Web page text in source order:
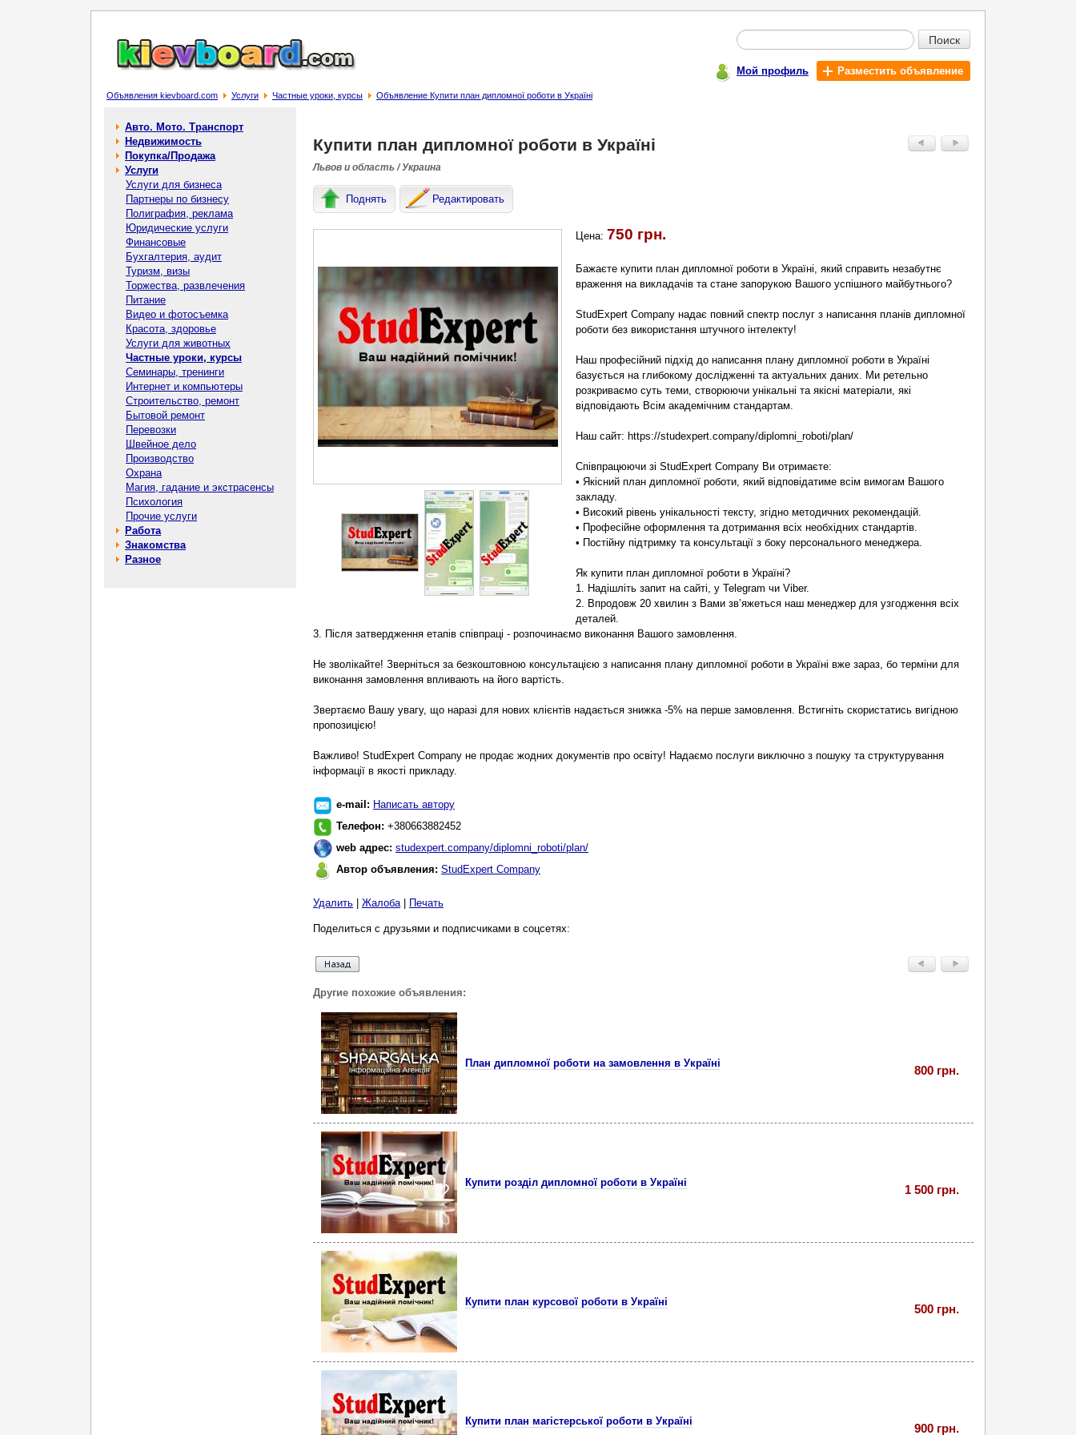
Поиск
Мой профиль Разместить объявление
Объявления kievboard.com Услуги Частные уроки, курсы Объявление Купити план дипломної роботи в Україні
Авто. Мото. Транспорт
Недвижимость
Покупка/Продажа
Услуги
Услуги для бизнеса
Партнеры по бизнесу
Полиграфия, реклама
Юридические услуги
Финансовые
Бухгалтерия, аудит
Туризм, визы
Торжества, развлечения
Питание
Видео и фотосъемка
Красота, здоровье
Услуги для животных
Частные уроки, курсы
Семинары, тренинги
Интернет и компьютеры
Строительство, ремонт
Бытовой ремонт
Перевозки
Швейное дело
Производство
Охрана
Магия, гадание и экстрасенсы
Психология
Прочие услуги
Работа
Знакомства
Разное
Купити план дипломної роботи в Україні
Львов и область / Украина
Поднять Редактировать
Цена: 750 грн.
Бажаєте купити план дипломної роботи в Україні, який справить незабутнє
враження на викладачів та стане запорукою Вашого успішного майбутнього?
StudExpert Company надає повний спектр послуг з написання планів дипломної
роботи без використання штучного інтелекту!
Наш професійний підхід до написання плану дипломної роботи в Україні
базується на глибокому дослідженні та актуальних даних. Ми ретельно
розкриваємо суть теми, створюючи унікальні та якісні матеріали, які
відповідають Всім академічним стандартам.
Наш сайт: https://studexpert.company/diplomni_roboti/plan/
Співпрацюючи зі StudExpert Company Ви отримаєте:
• Якісний план дипломної роботи, який відповідатиме всім вимогам Вашого
закладу.
• Високий рівень унікальності тексту, згідно методичних рекомендацій.
• Професійне оформлення та дотримання всіх необхідних стандартів.
• Постійну підтримку та консультації з боку персонального менеджера.
Як купити план дипломної роботи в Україні?
1. Надішліть запит на сайті, у Telegram чи Viber.
2. Впродовж 20 хвилин з Вами зв’яжеться наш менеджер для узгодження всіх
деталей.
3. Після затвердження етапів співпраці - розпочинаємо виконання Вашого замовлення.
Не зволікайте! Зверніться за безкоштовною консультацією з написання плану дипломної роботи в Україні вже зараз, бо терміни для
виконання замовлення впливають на його вартість.
Звертаємо Вашу увагу, що наразі для нових клієнтів надається знижка -5% на перше замовлення. Встигніть скористатись вигідною
пропозицією!
Важливо! StudExpert Company не продає жодних документів про освіту! Надаємо послуги виключно з пошуку та структурування
інформації в якості прикладу.
e-mail: Написать автору
Телефон: +380663882452
web адрес: studexpert.company/diplomni_roboti/plan/
Автор объявления: StudExpert Company
Удалить Жалоба| Печать
Поделиться с друзьями и подписчиками в соцсетях:
Другие похожие объявления:
План дипломної роботи на замовлення в Україні
800 грн.
Купити розділ дипломної роботи в Україні
1 500 грн.
Купити план курсової роботи в Україні
500 грн.
Купити план магістерської роботи в Україні
900 грн.